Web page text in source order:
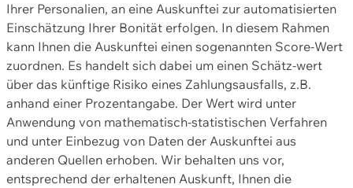
Ihrer Personalien, an eine Auskunftei zur automatisierten
Einschätzung Ihrer Bonität erfolgen. In diesem Rahmen
kann Ihnen die Auskunftei einen sogenannten Score-Wert
zuordnen. Es handelt sich dabei um einen Schätz-wert
über das künftige Risiko eines Zahlungsausfalls, z.B.
anhand einer Prozentangabe. Der Wert wird unter
Anwendung von mathematisch-statistischen Verfahren
und unter Einbezug von Daten der Auskunftei aus
anderen Quellen erhoben. Wir behalten uns vor,
entsprechend der erhaltenen Auskunft, Ihnen die